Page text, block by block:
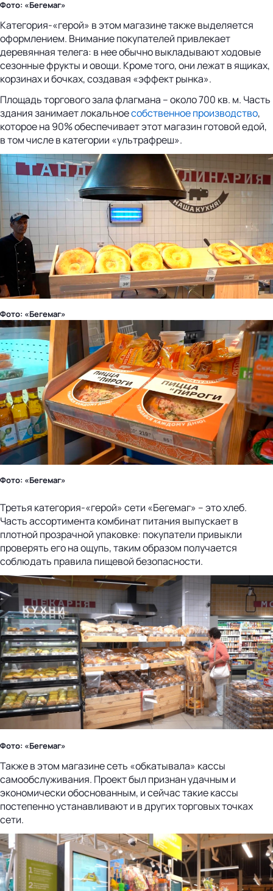
Фото: «Бегемаг»
Категория-«герой» в этом магазине также выделяется
оформлением. Внимание покупателей привлекает
деревянная телега: в нее обычно выкладывают ходовые
сезонные фрукты и овощи. Кроме того, они лежат в ящиках,
корзинах и бочках, создавая «эффект рынка».
Площадь торгового зала флагмана – около 700 кв. м. Часть
здания занимает локальноесобственное производство,
которое на 90% обеспечивает этот магазин готовой едой,
в том числе в категории «ультрафреш».
Фото: «Бегемаг»
Фото: «Бегемаг»
Третья категория-«герой» сети «Бегемаг» – это хлеб.
Часть ассортимента комбинат питания выпускает в
плотной прозрачной упаковке: покупатели привыкли
проверять его на ощупь, таким образом получается
соблюдать правила пищевой безопасности.
Фото: «Бегемаг»
Также в этом магазине сеть «обкатывала» кассы
самообслуживания. Проект был признан удачным и
экономически обоснованным, и сейчас такие кассы
постепенно устанавливают и в других торговых точках
сети.